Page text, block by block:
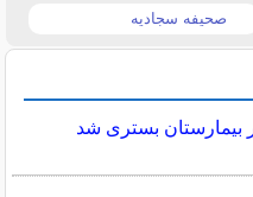
صحیفه سجادیه
بیمارستان بستری شد